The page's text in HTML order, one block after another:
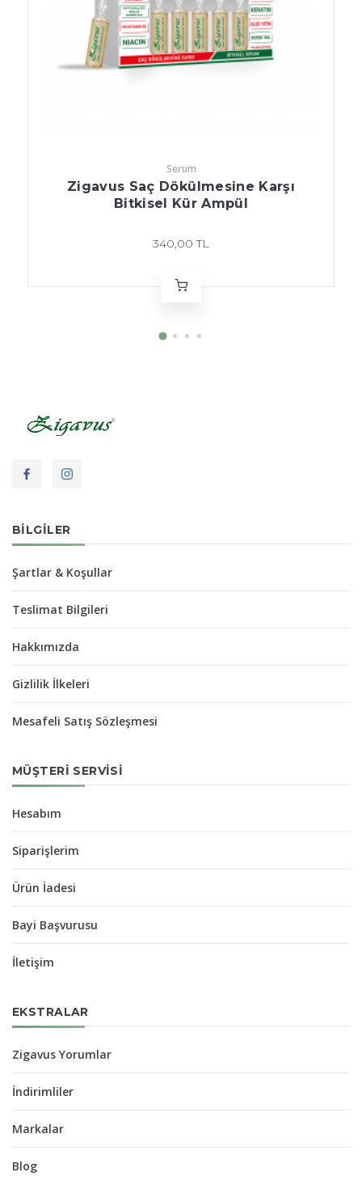
Serum
Zigavus Saç Dökülmesine Karşı
Bitkisel Kür Ampül
340,00 TL
BILGILER
Şartlar & Koşullar
Teslimat Bilgileri
Hakkımızda
Gizlilik İlkeleri
Mesafeli Satış Sözleşmesi
MÜŞTERI SERVISI
Hesabım
Siparişlerim
Ürün İadesi
Bayi Başvurusu
İletişim
EKSTRALAR
Zigavus Yorumlar
İndirimliler
Markalar
Blog